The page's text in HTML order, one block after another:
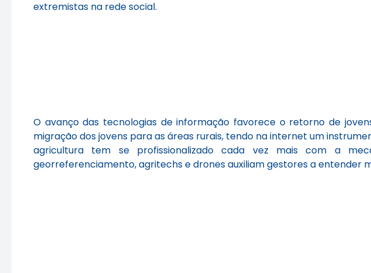
extremistas na rede social.
O avanço das tecnologias de informação favorece o retorno de
migração dos jovens para as áreas rurais, tendo na internet um
agricultura tem se profissionalizado cada vez mais com a
georreferenciamento, agritechs e drones auxiliam gestores a entender